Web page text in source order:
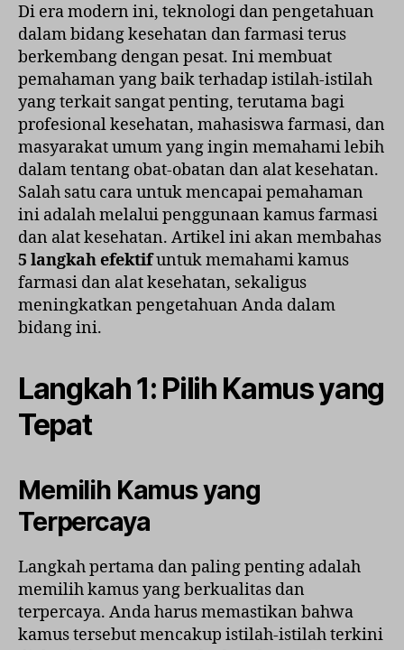
Kesehatan
Secara
Efektif
Di era modern ini, teknologi dan pengetahuan
dalam bidang kesehatan dan farmasi terus
berkembang dengan pesat. Ini membuat
pemahaman yang baik terhadap istilah-istilah
yang terkait sangat penting, terutama bagi
profesional kesehatan, mahasiswa farmasi, dan
masyarakat umum yang ingin memahami lebih
dalam tentang obat-obatan dan alat kesehatan.
Salah satu cara untuk mencapai pemahaman
ini adalah melalui penggunaan kamus farmasi
dan alat kesehatan. Artikel ini akan membahas
5 langkah efektifuntuk memahami kamus
farmasi dan alat kesehatan, sekaligus
meningkatkan pengetahuan Anda dalam
bidang ini.
Langkah 1: Pilih Kamus yang
Tepat
Memilih Kamus yang
Terpercaya
Langkah pertama dan paling penting adalah
memilih kamus yang berkualitas dan
terpercaya. Anda harus memastikan bahwa
kamus tersebut mencakup istilah-istilah terkini